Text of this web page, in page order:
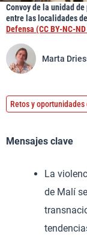
Convoy de la unidad
entre las localidades
Defensa (CC BY-NC-
Marta
Retos y oportunidades
Mensajes clave
La
de Malí